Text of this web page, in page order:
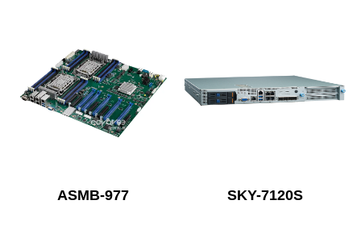
ASMB-977 SKY-7120S